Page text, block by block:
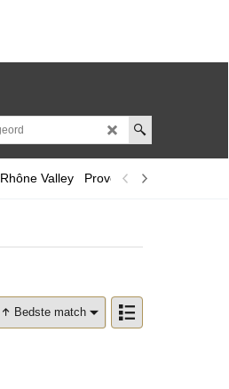
Rhône Valley Provence and Corsica
Bedste match